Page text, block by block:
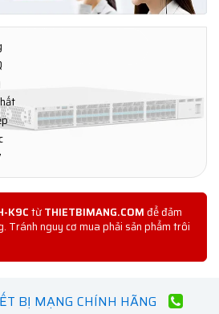
K9CtừTHIETBIMANG.COMđể đảm
Tránh nguy cơ mua phải sản phẩm trôi
BỊ MẠNG CHÍNH HÃNG